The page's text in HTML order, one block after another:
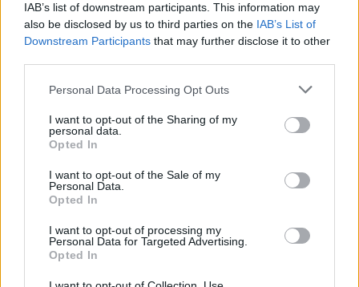
IAB’s list of downstream participants. This information may
also be disclosed by us to third parties on the IAB’s List of
Downstream Participants that may further disclose it to other
Please note that this website/app uses one or more Google
not limited to your visit or usage behaviour. You may click to
grant or deny consent to Google and its third-party tags to
use your data for below specified purposes in below Google
consent section.
Personal Data Processing Opt Outs
I want to opt-out of the Sharing of my
personal data.
Opted In
I want to opt-out of the Sale of my
Personal Data.
Opted In
I want to opt-out of processing my
Personal Data for Targeted Advertising.
Opted In
Continua a leggere
NERD NEWS